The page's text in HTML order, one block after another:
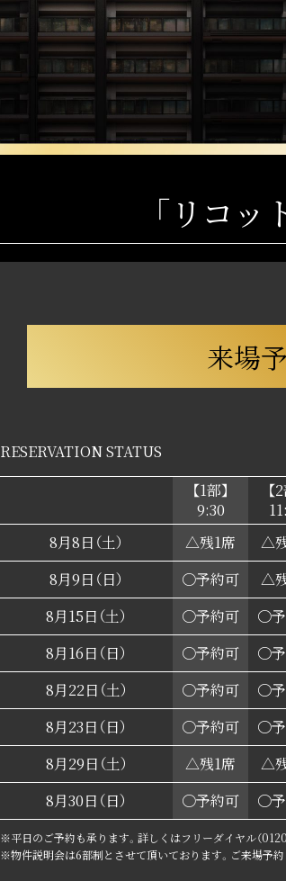
「リコッ
来場
RESERVATION STATUS
【1部】
9:30
【
8月8日（土）
△残1席 △
8月9日（日）
〇予約可 △
8月15日（土）
〇予約可 〇
8月16日（日）
〇予約可 〇
8月22日（土）
〇予約可 〇
8月23日（日）
〇予約可 〇
8月29日（土）
△残1席 △
8月30日（日）
〇予約可 〇
※平日のご予約も承ります。詳しくはフリーダイヤル（
※物件説明会は6部制とさせて頂いております。ご来場予